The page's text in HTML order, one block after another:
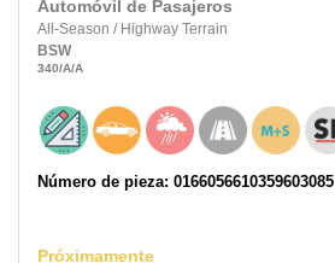
Automóvil de Pasajeros
All-Season / Highway Terrain
BSW
340/A/A
Número de pieza: 0166056610359603085
Próximamente